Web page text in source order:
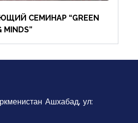
СЕМИНАР “GREEN
MINDS”
Ашхабад, ул: